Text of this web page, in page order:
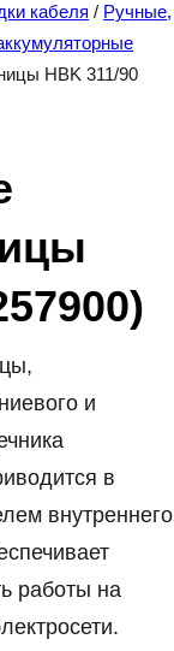
кабеля / Ручные,
HBK 311/90
и
в
внутреннего
работы на